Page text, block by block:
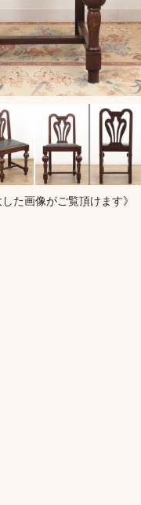
た画像がご覧頂けます》